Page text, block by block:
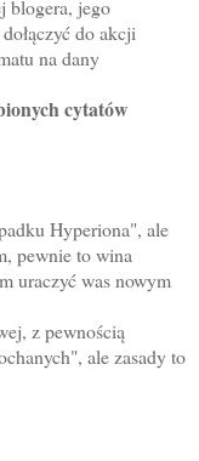
blogera, jego
do akcji
na dany
cytatów
Hyperiona", ale
pewnie to wina
uraczyć was nowym
z pewnością
ale zasady to